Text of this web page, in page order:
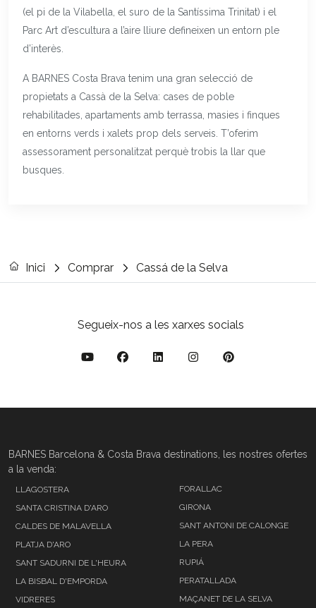
(el pi de la Vilabella, el suro de la Santíssima Trinitat) i el
Parc Art d’escultura a l’aire lliure defineixen un entorn ple
d’interès.
A BARNES Costa Brava tenim una gran selecció de
propietats a Cassà de la Selva: cases de poble
rehabilitades, apartaments amb terrassa, masies i finques
en entorns verds i xalets prop dels serveis. T’oferim
assessorament personalitzat perquè trobis la llar que
busques.
Inici Comprar Cassá de la Selva
Segueix-nos a les xarxes socials
BARNES Barcelona & Costa Brava destinations, les nostres ofertes
a la venda:
LLAGOSTERA
SANTA CRISTINA D'ARO
CALDES DE MALAVELLA
PLATJA D'ARO
SANT SADURNI DE L'HEURA
LA BISBAL D'EMPORDA
VIDRERES
FORALLAC
GIRONA
SANT ANTONI DE CALONGE
LA PERA
RUPIÁ
PERATALLADA
MAÇANET DE LA SELVA